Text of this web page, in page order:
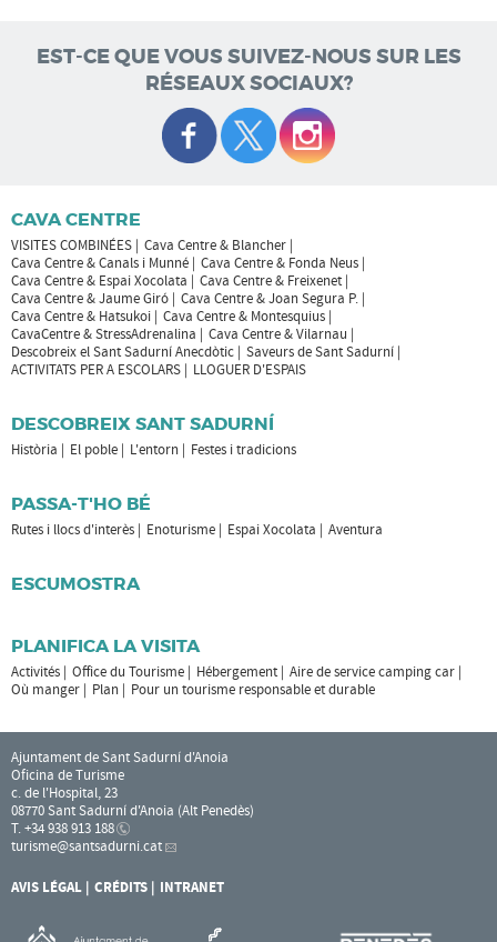
EST-CE QUE VOUS SUIVEZ-NOUS SUR LES
RÉSEAUX SOCIAUX?
CAVA CENTRE
VISITES COMBINÉES
Cava Centre & Blancher
Cava Centre & Canals i Munné
Cava Centre & Fonda Neus
Cava Centre & Espai Xocolata
Cava Centre & Freixenet
Cava Centre & Jaume Giró
Cava Centre & Joan Segura P.
Cava Centre & Hatsukoi
Cava Centre & Montesquius
CavaCentre & StressAdrenalina
Cava Centre & Vilarnau
Descobreix el Sant Sadurní Anecdòtic
Saveurs de Sant Sadurní
ACTIVITATS PER A ESCOLARS
LLOGUER D'ESPAIS
DESCOBREIX SANT SADURNÍ
Història El poble L'entorn Festes i tradicions
PASSA-T'HO BÉ
Rutes i llocs d'interès Enoturisme Espai Xocolata Aventura
ESCUMOSTRA
PLANIFICA LA VISITA
Activités Office du Tourisme Hébergement
Aire de service camping car
Où manger
Plan Pour un tourisme responsable et durable
Ajuntament de Sant Sadurní d'Anoia
Oficina de Turisme
c. de l'Hospital, 23
08770 Sant Sadurní d'Anoia (Alt Penedès)
T. +34 938 913 188
turisme@santsadurni.cat
AVIS LÉGAL CRÉDITS INTRANET